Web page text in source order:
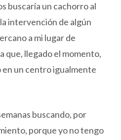
buscaría un cachorro al
intervención de algún
a mi lugar de
que, llegado el momento,
un centro igualmente
buscando, por
porque yo no tengo